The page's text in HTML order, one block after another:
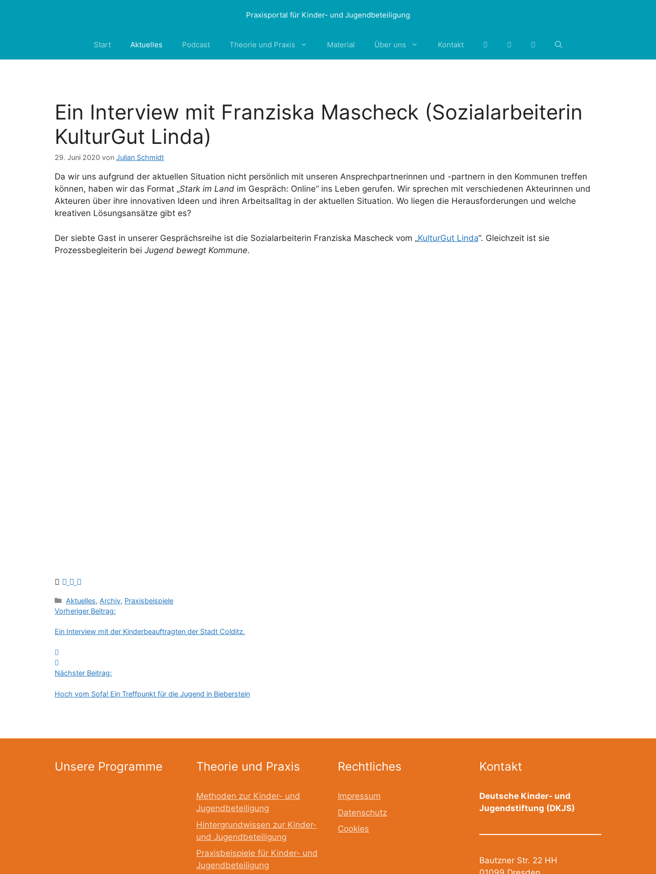
Praxisportal für Kinder- und Jugendbeteiligung
Start Aktuelles Podcast Theorie und Praxis Material Über uns Kontakt
Ein Interview mit Franziska Mascheck (Sozialarbeiterin
KulturGut Linda)
29. Juni 2020 von Julian Schmidt
Da wir uns aufgrund der aktuellen Situation nicht persönlich mit unseren Ansprechpartnerinnen und -partnern in den Kommunen treffen
können, haben wir das Format „Stark im Land im Gespräch: Online“ ins Leben gerufen. Wir sprechen mit verschiedenen Akteurinnen und
Akteuren über ihre innovativen Ideen und ihren Arbeitsalltag in der aktuellen Situation. Wo liegen die Herausforderungen und welche
kreativen Lösungsansätze gibt es?
Der siebte Gast in unserer Gesprächsreihe ist die Sozialarbeiterin Franziska Mascheck vom „KulturGut Linda“. Gleichzeit ist sie
Prozessbegleiterin bei Jugend bewegt Kommune.
Kategorien
Aktuelles, Archiv, Praxisbeispiele
Vorheriger Beitrag:
Ein Interview mit der Kinderbeauftragten der Stadt Colditz.
Nächster Beitrag:
Hoch vom Sofa! Ein Treffpunkt für die Jugend in Bieberstein
Unsere Programme Theorie und Praxis
Methoden zur Kinder- und
Jugendbeteiligung
Hintergrundwissen zur Kinder-
und Jugendbeteiligung
Praxisbeispiele für Kinder- und
Jugendbeteiligung
Rechtliches
Impressum
Datenschutz
Cookies
Kontakt
Deutsche Kinder- und
Jugendstiftung (DKJS)
Bautzner Str. 22 HH